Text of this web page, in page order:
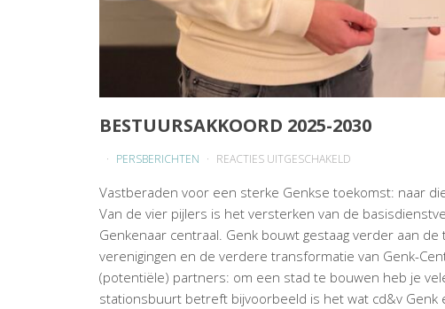
BESTUURSAKKOORD 2025-2030
PERSBERICHTEN REACTIES UITGESCHAKELD
2025-
2030
Vastberaden voor een sterke Genkse toekomst: naar
Van de vier pijlers is het versterken van de
Genkenaar centraal. Genk bouwt gestaag verder aan
verenigingen en de verdere transformatie van Genk-
(potentiële) partners: om een stad te bouwen heb je
stationsbuurt betreft bijvoorbeeld is het wat cd&v